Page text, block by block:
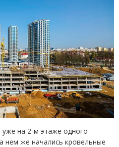
на 2-м этаже одного
нем же начались кровельные